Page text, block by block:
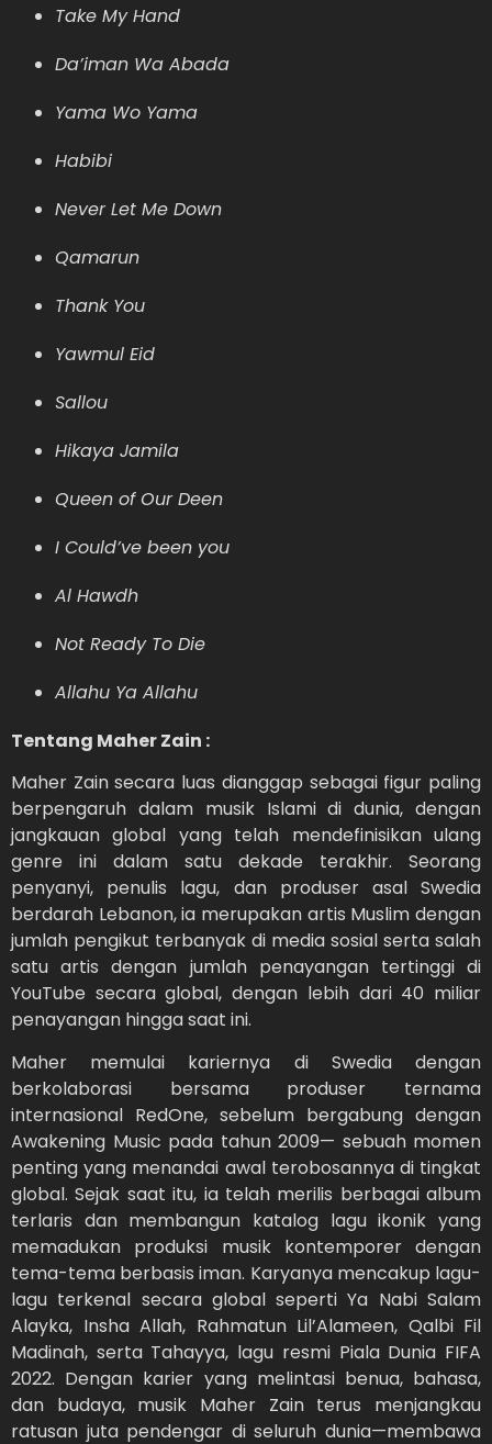
Take My Hand
Da’iman Wa Abada
Yama Wo Yama
Habibi
Never Let Me Down
Qamarun
Thank You
Yawmul Eid
Sallou
Hikaya Jamila
Queen of Our Deen
I Could’ve been you
Al Hawdh
Not Ready To Die
Allahu Ya Allahu
Tentang Maher Zain :
Maher Zain secara luas dianggap sebagai figur paling
berpengaruh dalam musik Islami di dunia, dengan
jangkauan global yang telah mendefinisikan ulang
genre ini dalam satu dekade terakhir. Seorang
penyanyi, penulis lagu, dan produser asal Swedia
berdarah Lebanon, ia merupakan artis Muslim dengan
jumlah pengikut terbanyak di media sosial serta salah
satu artis dengan jumlah penayangan tertinggi di
YouTube secara global, dengan lebih dari 40 miliar
penayangan hingga saat ini.
Maher memulai kariernya di Swedia dengan
berkolaborasi bersama produser ternama
internasional RedOne, sebelum bergabung dengan
Awakening Music pada tahun 2009— sebuah momen
penting yang menandai awal terobosannya di tingkat
global. Sejak saat itu, ia telah merilis berbagai album
terlaris dan membangun katalog lagu ikonik yang
memadukan produksi musik kontemporer dengan
tema-tema berbasis iman. Karyanya mencakup lagu-
lagu terkenal secara global seperti Ya Nabi Salam
Alayka, Insha Allah, Rahmatun Lil’Alameen, Qalbi Fil
Madinah, serta Tahayya, lagu resmi Piala Dunia FIFA
2022. Dengan karier yang melintasi benua, bahasa,
dan budaya, musik Maher Zain terus menjangkau
ratusan juta pendengar di seluruh dunia—membawa